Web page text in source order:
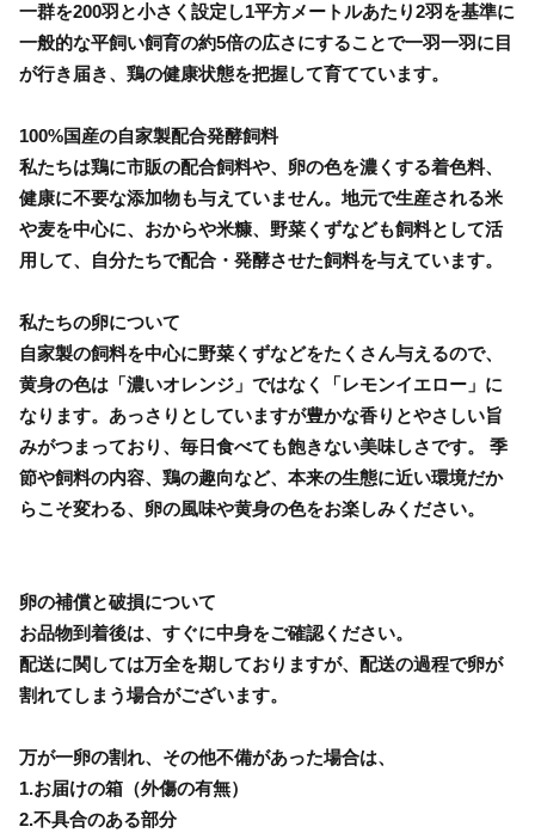
一群を200羽と小さく設定し1平方メートルあたり2羽を基準に
一般的な平飼い飼育の約5倍の広さにすることで一羽一羽に目
が行き届き、鶏の健康状態を把握して育てています。
100%国産の自家製配合発酵飼料
私たちは鶏に市販の配合飼料や、卵の色を濃くする着色料、
健康に不要な添加物も与えていません。地元で生産される米
や麦を中心に、おからや米糠、野菜くずなども飼料として活
用して、自分たちで配合・発酵させた飼料を与えています。
私たちの卵について
自家製の飼料を中心に野菜くずなどをたくさん与えるので、
黄身の色は「濃いオレンジ」ではなく「レモンイエロー」に
なります。あっさりとしていますが豊かな香りとやさしい旨
みがつまっており、毎日食べても飽きない美味しさです。 季
節や飼料の内容、鶏の趣向など、本来の生態に近い環境だか
らこそ変わる、卵の風味や黄身の色をお楽しみください。
卵の補償と破損について
お品物到着後は、すぐに中身をご確認ください。
配送に関しては万全を期しておりますが、配送の過程で卵が
割れてしまう場合がございます。
万が一卵の割れ、その他不備があった場合は、
1.お届けの箱（外傷の有無）
2.不具合のある部分